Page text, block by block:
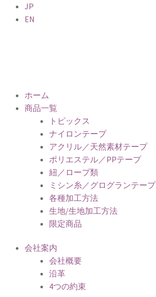
JP
EN
ホーム
商品一覧
トピックス
ナイロンテープ
アクリル／天然素材テープ
ポリエステル／PPテープ
紐／ロープ類
ミシン糸／グログランテープ
各種加工方法
生地/生地加工方法
限定商品
会社案内
会社概要
沿革
4つの約束